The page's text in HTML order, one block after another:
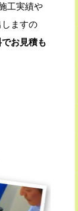
工実績や
ますの
お見積も